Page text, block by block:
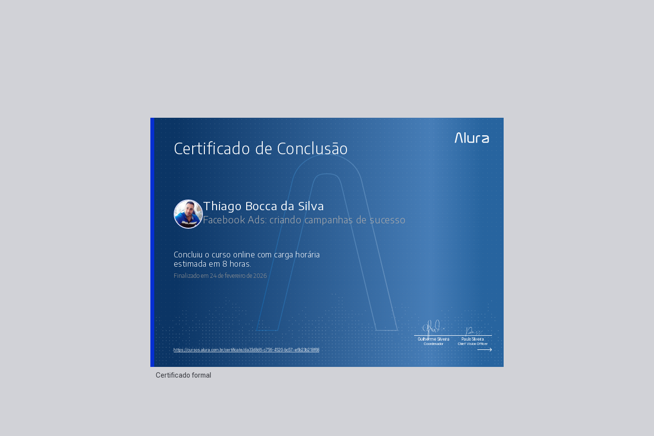
Certificado de Conclusão
Thiago Bocca da Silva
Facebook Ads: criando campanhas de sucesso
concluiu o curso online com carga horária
estimada em 8 horas.
Finalizado em 24 de fevereiro de 2026
Guilherme Silveira
Coordenador
Paulo Silveira
Chief Vision Officer
https://cursos.alura.com.br/certificate/da33d8d6-c756-4520-bc57-e6b23b218f68
AULAS DO CURSO
Facebook Ads: criando campanhas de sucesso
Configurações iniciais
Gerenciador de anúncios
Certificado formal